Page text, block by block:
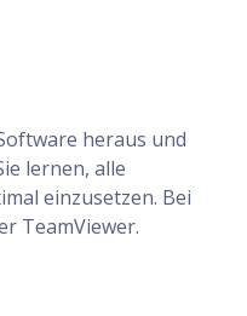
heraus und
lernen, alle
einzusetzen. Bei
TeamViewer.